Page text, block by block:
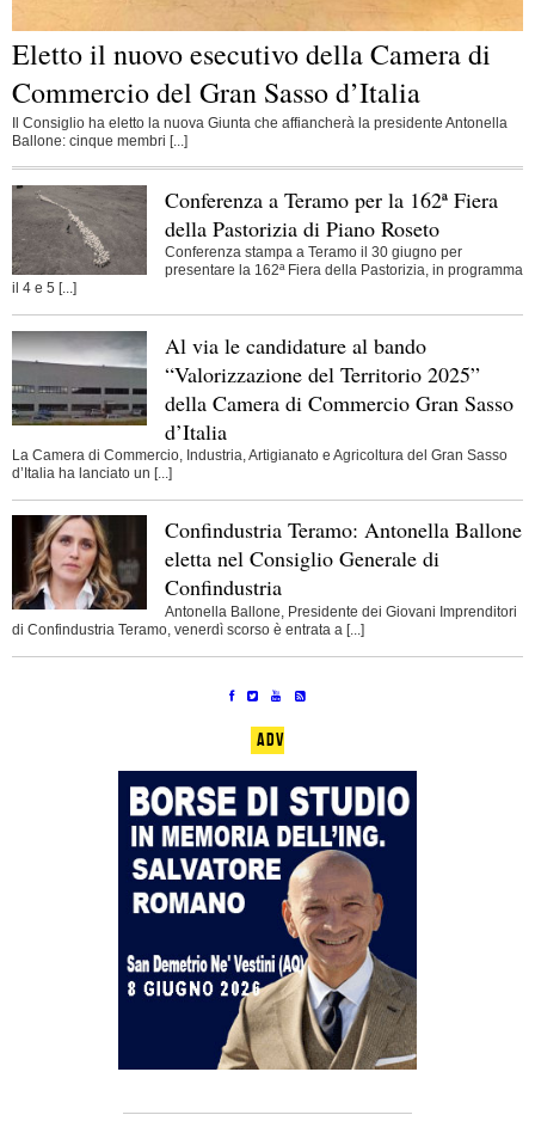
Eletto il nuovo esecutivo della Camera di
Commercio del Gran Sasso d’Italia
Il Consiglio ha eletto la nuova Giunta che affiancherà la presidente Antonella
Ballone: cinque membri [...]
Conferenza a Teramo per la 162ª Fiera
della Pastorizia di Piano Roseto
Conferenza stampa a Teramo il 30 giugno per
presentare la 162ª Fiera della Pastorizia, in programma
il 4 e 5 [...]
Al via le candidature al bando
“Valorizzazione del Territorio 2025”
della Camera di Commercio Gran Sasso
d’Italia
La Camera di Commercio, Industria, Artigianato e Agricoltura del Gran Sasso
d’Italia ha lanciato un [...]
Confindustria Teramo: Antonella Ballone
eletta nel Consiglio Generale di
Confindustria
Antonella Ballone, Presidente dei Giovani Imprenditori
di Confindustria Teramo, venerdì scorso è entrata a [...]
ADV